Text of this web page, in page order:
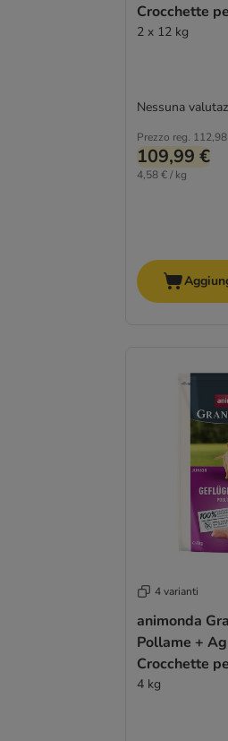
Crocchette
2 x 12 kg
Prezzo reg.
109,99 €
4,58 € / kg
Nessuna
4 varianti
animonda
Pollame +
Crocchette
4 kg